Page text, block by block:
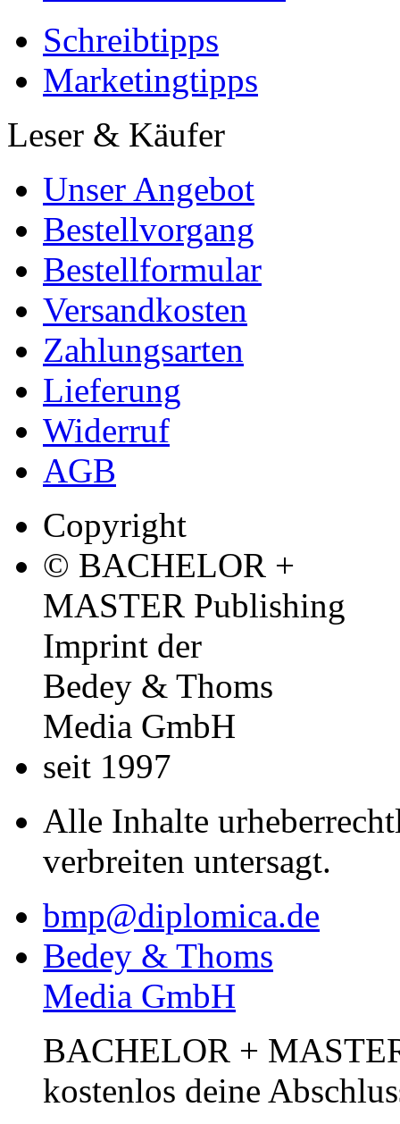
Schreibtipps
Marketingtipps
Leser & Käufer
Unser Angebot
Bestellvorgang
Bestellformular
Versandkosten
Zahlungsarten
Lieferung
Widerruf
AGB
Copyright
© BACHELOR +
MASTER Publishing
Imprint der
Bedey & Thoms
Media GmbH
seit 1997
Alle Inhalte
verbreiten untersagt.
bmp@diplomica.de
Bedey & Thoms
Media GmbH
BACHELOR +
kostenlos deine